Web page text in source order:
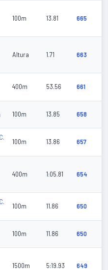
100m 13.81 665
Altura 1.71 663
400m 53.56 661
100m 13.85 658
100m 13.86 657
400m 1:05.81 654
100m 11.86 650
100m 11.86 650
1500m 5:19.93 649